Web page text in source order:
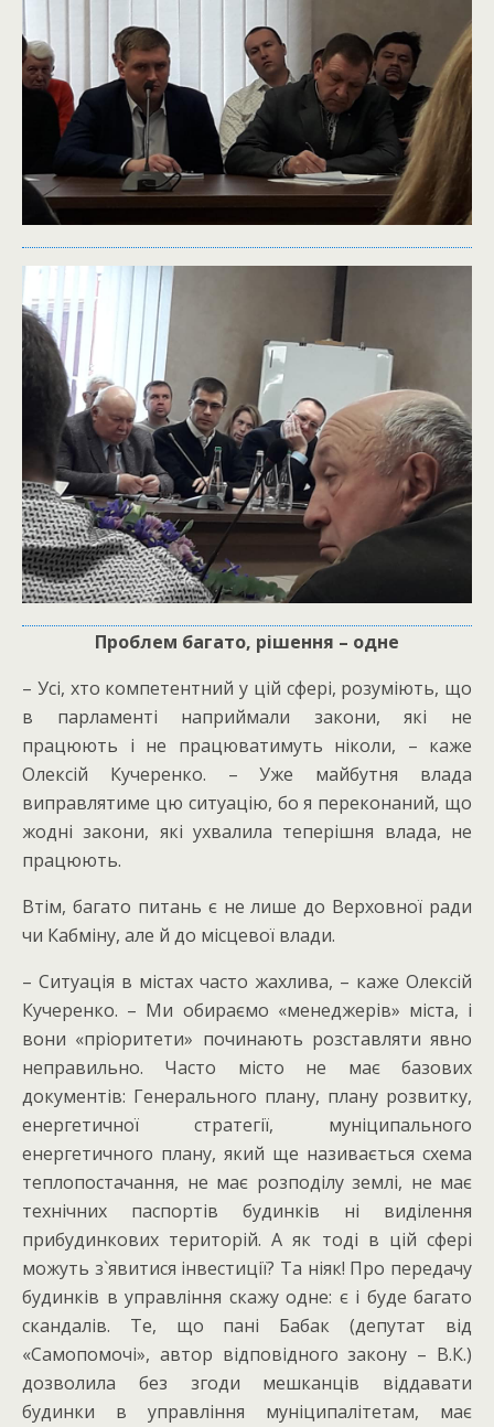
Проблем багато, рішення – одне
– Усі, хто компетентний у цій сфері, розуміють, що
в парламенті наприймали закони, які не
працюють і не працюватимуть ніколи, – каже
Олексій Кучеренко. – Уже майбутня влада
виправлятиме цю ситуацію, бо я переконаний, що
жодні закони, які ухвалила теперішня влада, не
працюють.
Втім, багато питань є не лише до Верховної ради
чи Кабміну, але й до місцевої влади.
– Ситуація в містах часто жахлива, – каже Олексій
Кучеренко. – Ми обираємо «менеджерів» міста, і
вони «пріоритети» починають розставляти явно
неправильно. Часто місто не має базових
документів: Генерального плану, плану розвитку,
енергетичної стратегії, муніципального
енергетичного плану, який ще називається схема
теплопостачання, не має розподілу землі, не має
технічних паспортів будинків ні виділення
прибудинкових територій. А як тоді в цій сфері
можуть з`явитися інвестиції? Та ніяк! Про передачу
будинків в управління скажу одне: є і буде багато
скандалів. Те, що пані Бабак (депутат від
«Самопомочі», автор відповідного закону – В.К.)
дозволила без згоди мешканців віддавати
будинки в управління муніципалітетам, має